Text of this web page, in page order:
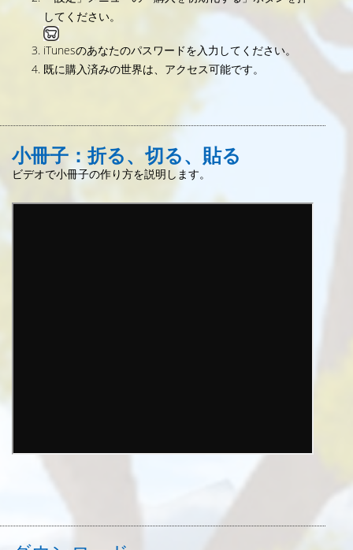
してください。
iTunesのあなたのパスワードを入力してください。
既に購入済みの世界は、アクセス可能です。
小冊子：折る、切る、貼る
ビデオで小冊子の作り方を説明します。